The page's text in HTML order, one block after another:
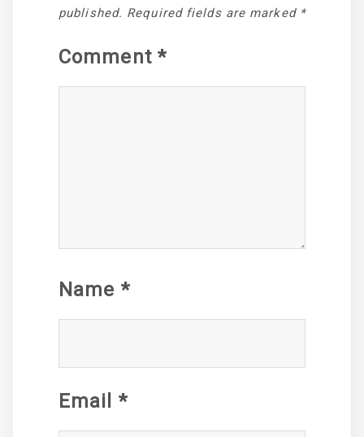
published. Required fields are marked *
Comment *
Name *
Email *